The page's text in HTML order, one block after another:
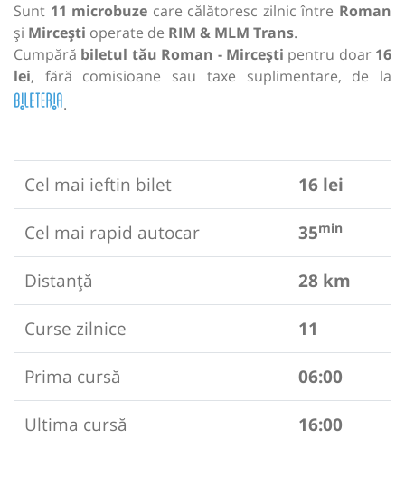
Sunt 11 microbuze care călătoresc zilnic între Roman
și Mircești operate de RIM & MLM Trans.
Cumpără biletul tău Roman - Mircești pentru doar 16
lei, fără comisioane sau taxe suplimentare, de la
.
Cel mai ieftin bilet
16 lei
Cel mai rapid autocar
35min
Distanță
28 km
Curse zilnice
11
Prima cursă
06:00
Ultima cursă
16:00